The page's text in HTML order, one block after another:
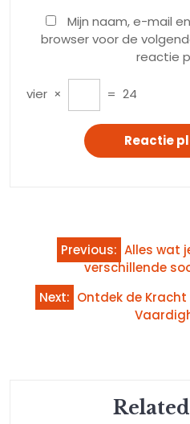
Mijn naam, e-mail
browser voor de
reactie
vier × = 24
Bericht
navigatie
Previous: Alles wat
verschillende
Next: Ontdek de